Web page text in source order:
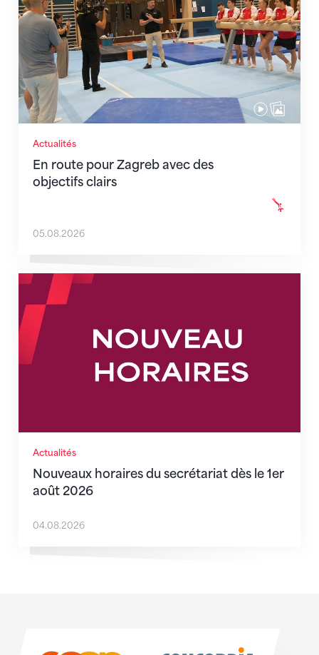
Actualités
En route pour Zagreb avec des
objectifs clairs
05.08.2026
Actualités
Nouveaux horaires du secrétariat dès le 1er
août 2026
Nouveaux horaires du secrétariat dès le 1er août
04.08.2026